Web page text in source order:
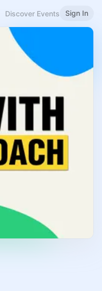
Discover Events Sign In